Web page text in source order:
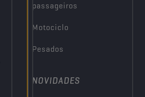
passageiros
Motociclo
Pesados
NOVIDADES